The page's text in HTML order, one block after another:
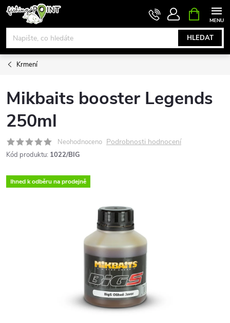
Přejít
obsah
HLEDAT
NÁKUPNÍ
KOŠÍK
Krmení
Mikbaits booster Legends
250ml
Neohodnoceno Podrobnosti hodnocení
Kód produktu: 1022/BIG
Ihned k odběru na prodejně